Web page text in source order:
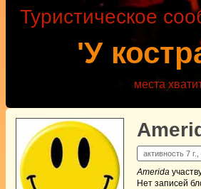
'У
Туристическое
места
активность 7
Amerida
Нет записей